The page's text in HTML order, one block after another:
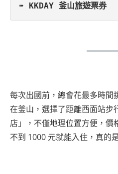
➠ KKDAY 釜山旅遊票券
每次出國前，總會花最多時間
在釜山，選擇了距離西面站步
店」，不僅地理位置方便，價
不到 1000 元就能入住，真的